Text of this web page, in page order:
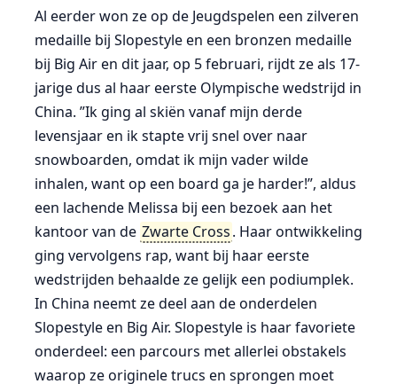
Al eerder won ze op de Jeugdspelen een zilveren
medaille bij Slopestyle en een bronzen medaille
bij Big Air en dit jaar, op 5 februari, rijdt ze als 17-
jarige dus al haar eerste Olympische wedstrijd in
China. ”Ik ging al skiën vanaf mijn derde
levensjaar en ik stapte vrij snel over naar
snowboarden, omdat ik mijn vader wilde
inhalen, want op een board ga je harder!”, aldus
een lachende Melissa bij een bezoek aan het
kantoor van de Zwarte Cross. Haar ontwikkeling
ging vervolgens rap, want bij haar eerste
wedstrijden behaalde ze gelijk een podiumplek.
In China neemt ze deel aan de onderdelen
Slopestyle en Big Air. Slopestyle is haar favoriete
onderdeel: een parcours met allerlei obstakels
waarop ze originele trucs en sprongen moet